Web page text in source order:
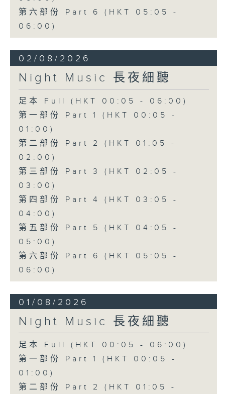
第六部份 Part 6 (HKT 05:05 -
06:00)
02/08/2026
Night Music 長夜細聽
足本 Full (HKT 00:05 - 06:00)
第一部份 Part 1 (HKT 00:05 -
01:00)
第二部份 Part 2 (HKT 01:05 -
02:00)
第三部份 Part 3 (HKT 02:05 -
03:00)
第四部份 Part 4 (HKT 03:05 -
04:00)
第五部份 Part 5 (HKT 04:05 -
05:00)
第六部份 Part 6 (HKT 05:05 -
06:00)
01/08/2026
Night Music 長夜細聽
足本 Full (HKT 00:05 - 06:00)
第一部份 Part 1 (HKT 00:05 -
01:00)
第二部份 Part 2 (HKT 01:05 -